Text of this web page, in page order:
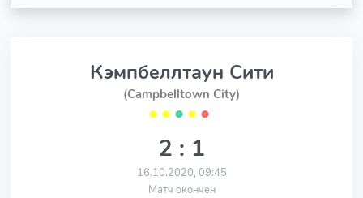
Кэмпбеллтаун Сити
(Campbelltown City)
⬤ ⬤ ⬤ ⬤ ⬤
2 : 1
16.10.2020, 09:45
Матч окончен